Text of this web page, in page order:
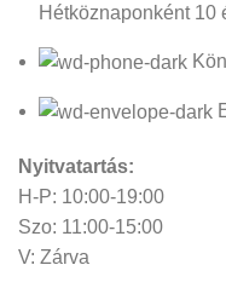
Hétköznaponként 10
Nyitvatartás:
H-P: 10:00-19:00
Szo: 11:00-15:00
V: Zárva